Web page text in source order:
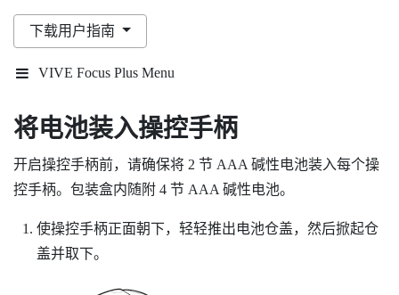
下载用户指南
VIVE Focus Plus Menu
将电池装入操控手柄
开启操控手柄前，请确保将 2 节 AAA 碱性电池装入每个操
控手柄。包装盒内随附 4 节 AAA 碱性电池。
使操控手柄正面朝下，轻轻推出电池仓盖，然后掀起仓
盖并取下。